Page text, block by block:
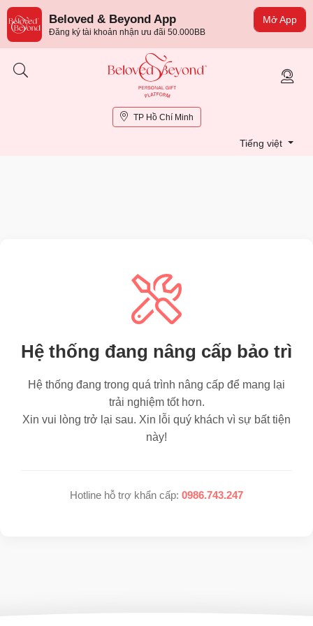
Mở App
Beloved & Beyond App
Đăng ký tài khoản nhận ưu đãi 50.000BB
TP Hồ Chí Minh
Tiếng việt
Hệ thống đang nâng cấp bảo trì
Hệ thống đang trong quá trình nâng cấp để mang lại
trải nghiệm tốt hơn.
Xin vui lòng trở lại sau. Xin lỗi quý khách vì sự bất tiện
này!
Hotline hỗ trợ khẩn cấp: 0986.743.247